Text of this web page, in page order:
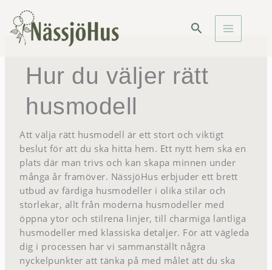
content
Search
Hur du väljer rätt
husmodell
Att välja rätt husmodell är ett stort och viktigt
beslut för att du ska hitta hem. Ett nytt hem ska en
plats där man trivs och kan skapa minnen under
många år framöver. NässjöHus erbjuder ett brett
utbud av färdiga husmodeller i olika stilar och
storlekar, allt från moderna husmodeller med
öppna ytor och stilrena linjer, till charmiga lantliga
husmodeller med klassiska detaljer. För att vägleda
dig i processen har vi sammanställt några
nyckelpunkter att tänka på med målet att du ska